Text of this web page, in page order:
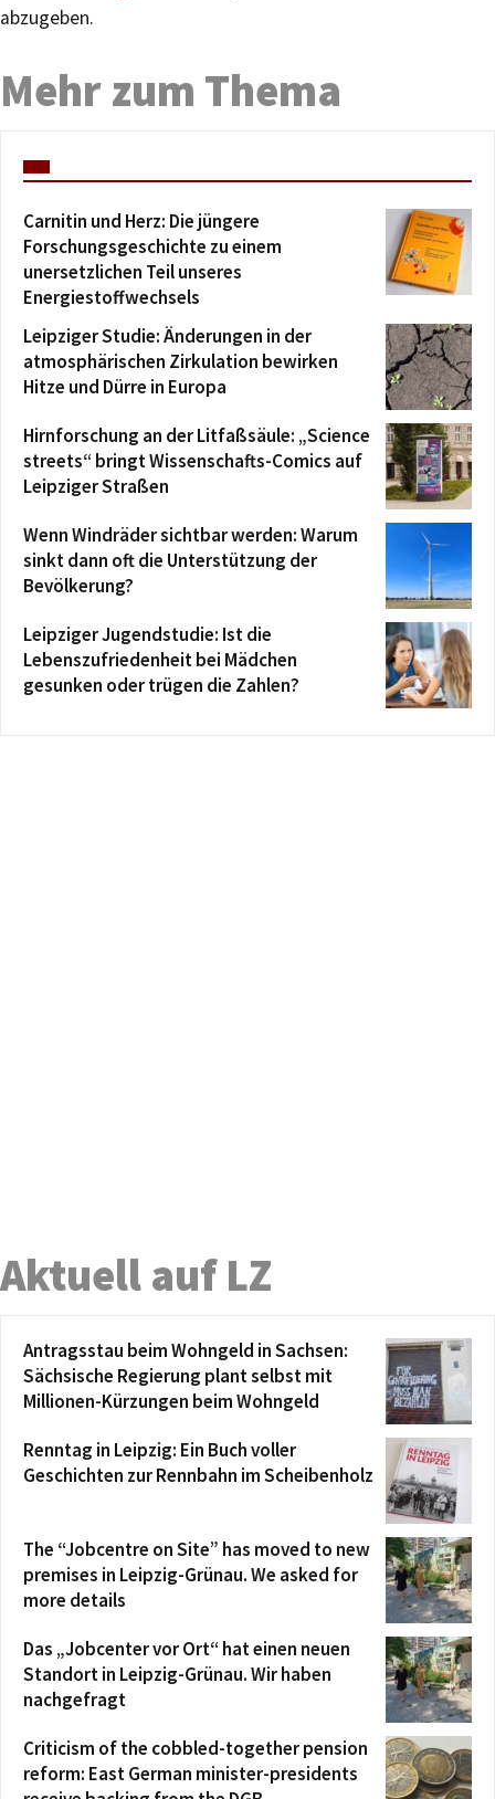
abzugeben.
Mehr zum Thema
Carnitin und Herz: Die jüngere
Forschungsgeschichte zu einem
unersetzlichen Teil unseres
Energiestoffwechsels
Leipziger Studie: Änderungen in der
atmosphärischen Zirkulation bewirken
Hitze und Dürre in Europa
Hirnforschung an der Litfaßsäule: „Science
streets“ bringt Wissenschafts-Comics auf
Leipziger Straßen
Wenn Windräder sichtbar werden: Warum
sinkt dann oft die Unterstützung der
Bevölkerung?
Leipziger Jugendstudie: Ist die
Lebenszufriedenheit bei Mädchen
gesunken oder trügen die Zahlen?
Aktuell auf LZ
Antragsstau beim Wohngeld in Sachsen:
Sächsische Regierung plant selbst mit
Millionen-Kürzungen beim Wohngeld
Renntag in Leipzig: Ein Buch voller
Geschichten zur Rennbahn im Scheibenholz
The “Jobcentre on Site” has moved to new
premises in Leipzig-Grünau. We asked for
more details
Das „Jobcenter vor Ort“ hat einen neuen
Standort in Leipzig-Grünau. Wir haben
nachgefragt
Criticism of the cobbled-together pension
reform: East German minister-presidents